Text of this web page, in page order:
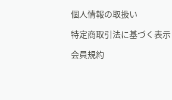
個人情報の取扱い
特定商取引法に基づく表示
会員規約